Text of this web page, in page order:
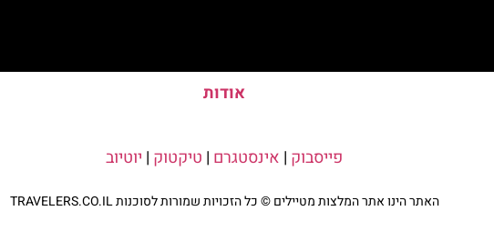
אודות
פייסבוק | אינסטגרם | טיקטוק | יוטיוב
האתר הינו אתר המלצות מטיילים © כל הזכויות שמורות לסוכנות TRAVELERS.CO.IL